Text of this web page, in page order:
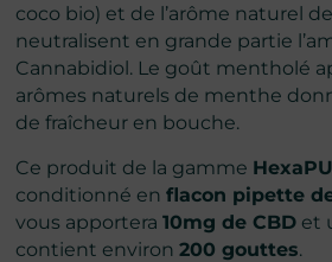
coco bio) et de l’arôme naturel de
neutralisent en grande partie
Cannabidiol. Le goût mentholé
arômes naturels de menthe
de fraîcheur en bouche.
Ce produit de la gamme
conditionné enflacon pipette
vous apportera10mg de CBD et
contient environ200 gouttes.